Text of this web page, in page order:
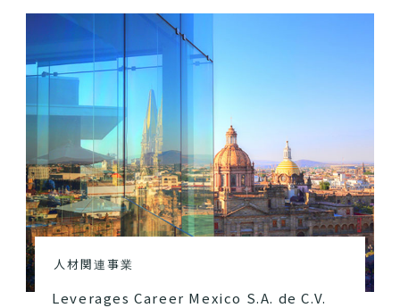
人材関連事業
Leverages Career Mexico S.A. de C.V.